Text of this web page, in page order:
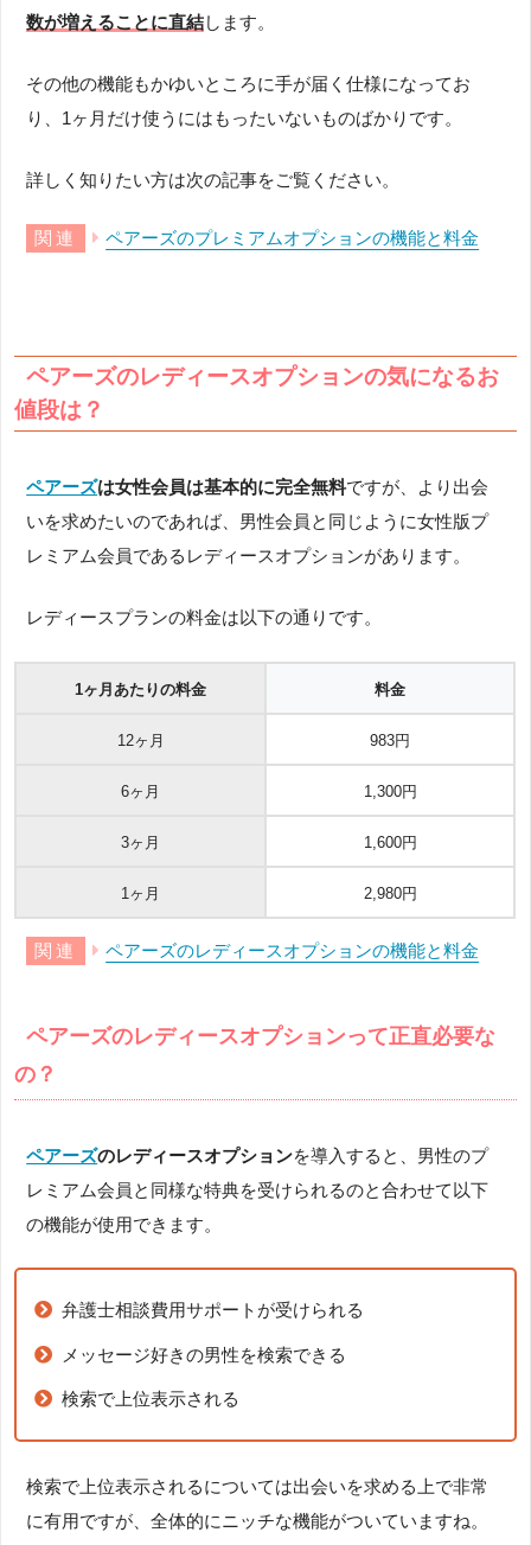
数が増えることに直結します。
その他の機能もかゆいところに手が届く仕様になってお
り、1ヶ月だけ使うにはもったいないものばかりです。
詳しく知りたい方は次の記事をご覧ください。
ペアーズのプレミアムオプションの機能と料金
ペアーズのレディースオプションの気になるお
値段は？
ペアーズは女性会員は基本的に完全無料ですが、より出会
いを求めたいのであれば、男性会員と同じように女性版プ
レミアム会員であるレディースオプションがあります。
レディースプランの料金は以下の通りです。
1ヶ月あたりの料金 料金
12ヶ月 983円
6ヶ月 1,300円
3ヶ月 1,600円
1ヶ月 2,980円
ペアーズのレディースオプションの機能と料金
ペアーズのレディースオプションって正直必要な
の？
ペアーズのレディースオプションを導入すると、男性のプ
レミアム会員と同様な特典を受けられるのと合わせて以下
の機能が使用できます。
弁護士相談費用サポートが受けられる
メッセージ好きの男性を検索できる
検索で上位表示される
検索で上位表示されるについては出会いを求める上で非常
に有用ですが、全体的にニッチな機能がついていますね。